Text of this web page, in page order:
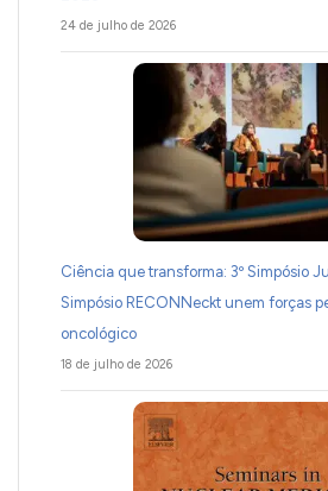
24 de julho de 2026
Ciência que transforma: 3º Simpósio
Simpósio RECONNeckt unem forças
oncológico
18 de julho de 2026